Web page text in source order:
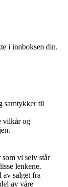
i innboksen din.
samtykker til
vilkår og
vi selv står
lenkene.
salget fra
av våre